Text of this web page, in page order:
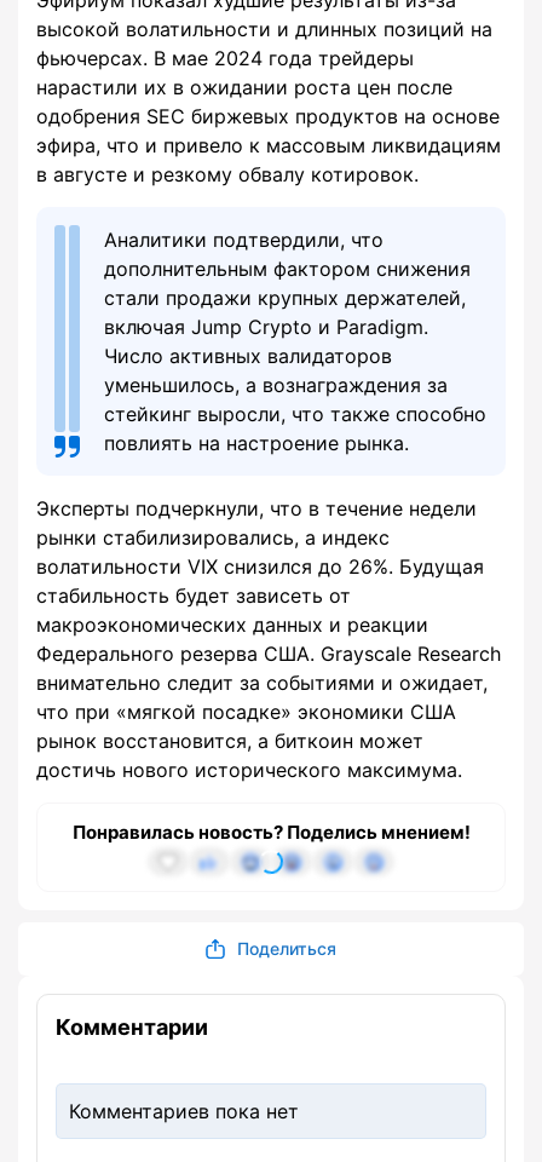
высокой волатильности и длинных позиций на
фьючерсах. В мае 2024 года трейдеры
нарастили их в ожидании роста цен после
одобрения SEC биржевых продуктов на основе
эфира, что и привело к массовым ликвидациям
в августе и резкому обвалу котировок.
Аналитики подтвердили, что
дополнительным фактором снижения
стали продажи крупных держателей,
включая Jump Crypto и Paradigm.
Число активных валидаторов
уменьшилось, а вознаграждения за
стейкинг выросли, что также способно
повлиять на настроение рынка.
Эксперты подчеркнули, что в течение недели
рынки стабилизировались, а индекс
волатильности VIX снизился до 26%. Будущая
стабильность будет зависеть от
макроэкономических данных и реакции
Федерального резерва США. Grayscale Research
внимательно следит за событиями и ожидает,
что при «мягкой посадке» экономики США
рынок восстановится, а биткоин может
достичь нового исторического максимума.
Понравилась новость? Поделись мнением!
Поделиться
Комментарии
Комментариев пока нет